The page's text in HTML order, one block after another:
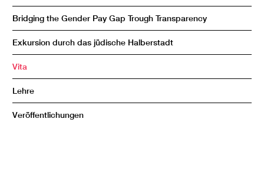
Bridging the Gender Pay Gap Trough Transparency
Exkursion durch das jüdische Halberstadt
Vita
Lehre
Veröffentlichungen